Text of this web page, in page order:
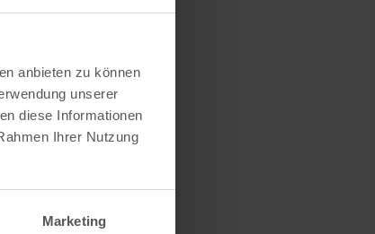
anbieten zu können
unserer
diese Informationen
Ihrer Nutzung
Marketing